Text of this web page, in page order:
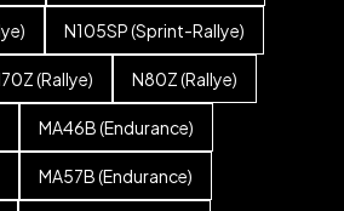
N105SP (Sprint-Rallye)
(Rallye) N80Z (Rallye)
MA46B (Endurance)
MA57B (Endurance)